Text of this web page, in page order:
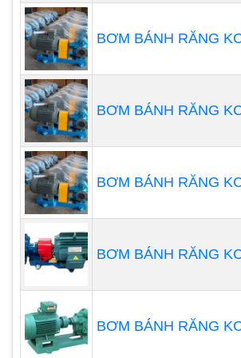
nếu trên 40
thành từ chất liệu inox).
BƠM BÁNH RĂNG
BƠM BÁNH RĂNG
BƠM BÁNH RĂNG
BƠM BÁNH RĂNG
BƠM BÁNH RĂNG